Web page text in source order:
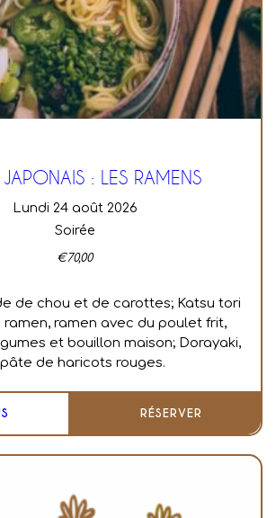
: LES RAMENS
lundi 24 août 2026
Soirée
€70,00
de chou et de carottes; Katsu tori
ramen avec du poulet frit,
et bouillon maison; Dorayaki,
de haricots rouges.
RÉSERVER